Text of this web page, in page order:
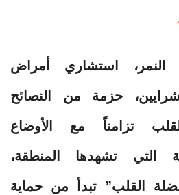
النمر، استشاري أمراض
حزمة من النصائح
تزامناً مع الأوضاع
التي تشهدها المنطقة،
القلب” تبدأ من حماية